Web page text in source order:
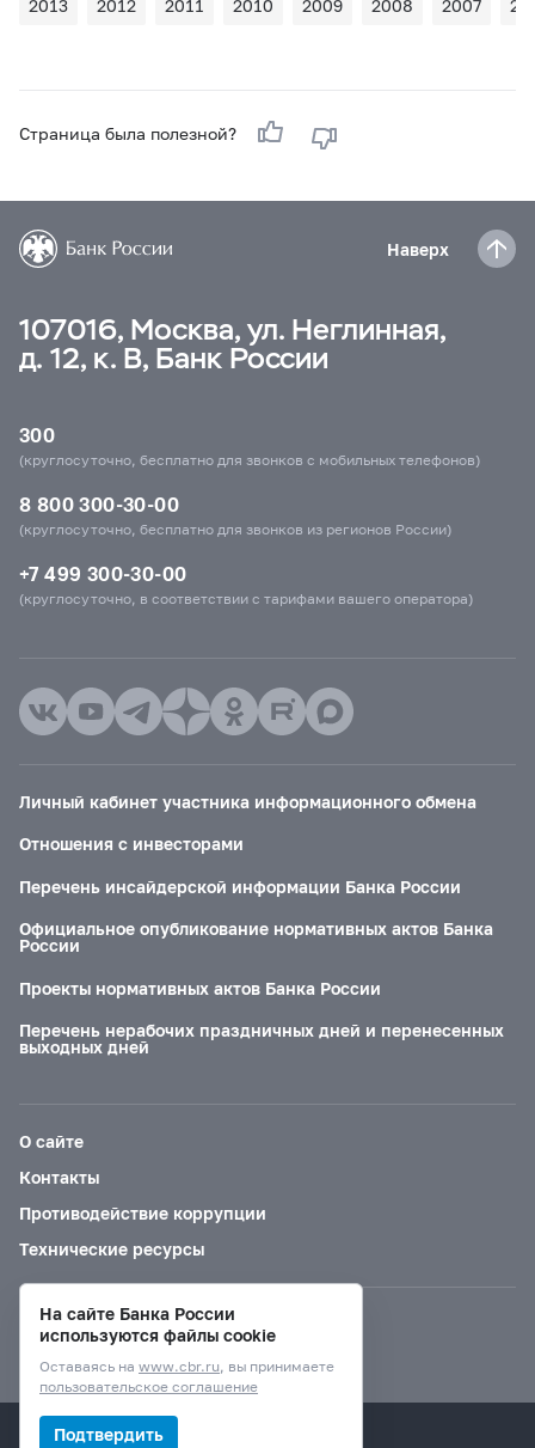
2013 2012 2011 2010 2009 2008 2007
Страница была полезной?
Наверх
107016, Москва, ул. Неглинная,
д. 12, к. В, Банк России
300
(круглосуточно, бесплатно для звонков с мобильных телефонов)
8 800 300-30-00
(круглосуточно, бесплатно для звонков из регионов России)
+7 499 300-30-00
(круглосуточно, в соответствии с тарифами вашего оператора)
Личный кабинет участника информационного обмена
Отношения с инвесторами
Перечень инсайдерской информации Банка России
Официальное опубликование нормативных актов Банка
России
Проекты нормативных актов Банка России
Перечень нерабочих праздничных дней и перенесенных
выходных дней
О сайте
Контакты
Противодействие коррупции
Технические ресурсы
Версия для слабовидящих
© Банк России, 2000–2026.
На сайте Банка России
используются файлы cookie
Оставаясь на www.cbr.ru, вы принимаете
пользовательское соглашение
Подтвердить